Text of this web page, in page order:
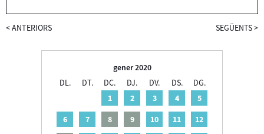
<ANTERIORS SEGÜENTS>
gener 2020
DL.
DT. DC. DJ. DV. DS.
DG.
1
2 3 4
5
6
7 8 9 10 11
12